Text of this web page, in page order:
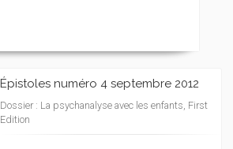
Épistoles numéro 4 septembre 2012
Dossier : La psychanalyse avec les enfants, First
Edition